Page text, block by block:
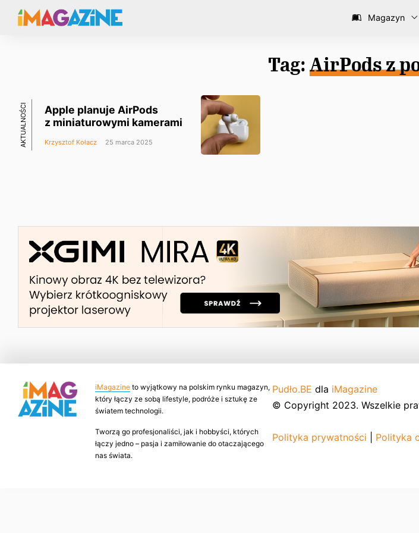
Magazyn
Tag: AirPods z
AKTUALNOŚCI
Apple planuje AirPods
z miniaturowymi kamerami
Krzysztof Kołacz 25 marca 2025
iMagazine to wyjątkowy na polskim rynku magazyn,
który łączy ze sobą lifestyle, podróże i sztukę ze
światem technologii.
Tworzą go profesjonaliści, jak i hobbyści, których
łączy jedno – pasja i zamiłowanie do otaczającego
nas świata.
Pudło.BE dla iMagazine
© Copyright 2023. Wszelkie
Polityka prywatności Polityka